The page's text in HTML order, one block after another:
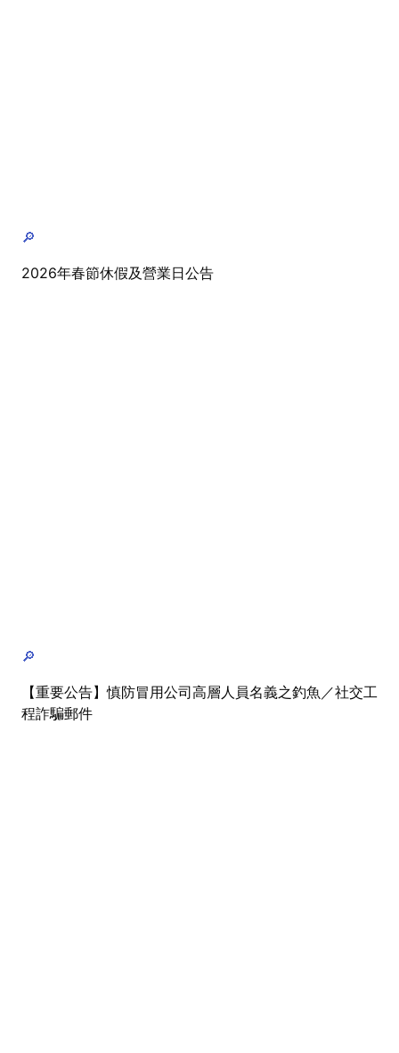
🔎
2026年春節休假及營業日公告
🔎
【重要公告】慎防冒用公司高層人員名義之釣魚／社交工
程詐騙郵件